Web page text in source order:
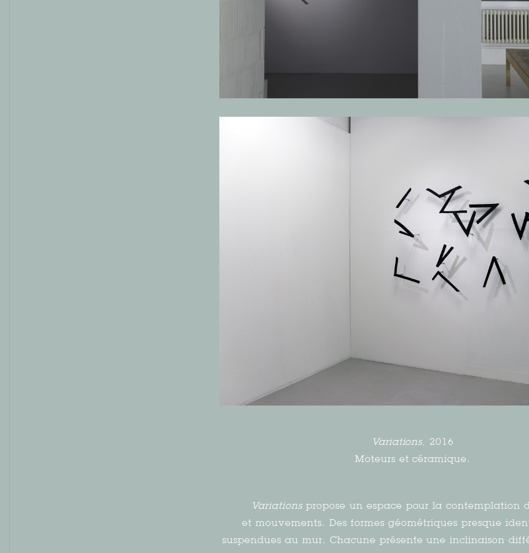
Variations, 2016
Moteurs et céramique.
Variationspropose un espace pour la contemplation
et mouvements. Des formes géométriques presque
suspendues au mur. Chacune présente une inclinaison